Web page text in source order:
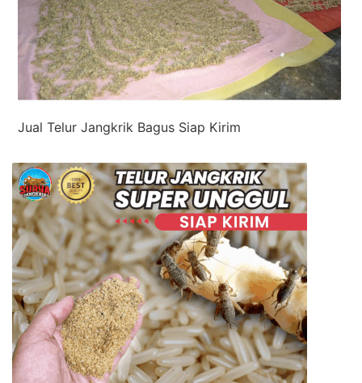
Jual Telur Jangkrik Bagus Siap Kirim